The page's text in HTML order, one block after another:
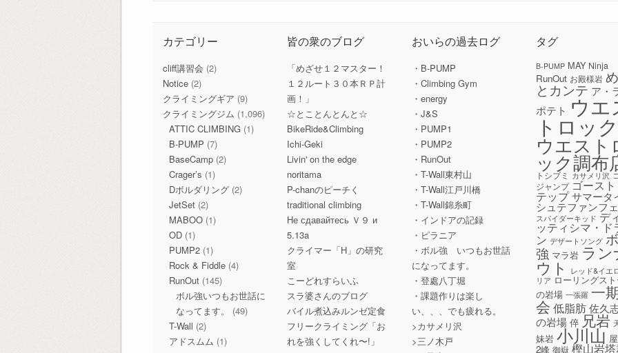
カテゴリー
cliff講習会 (2)
Notice(2)
クライミングギア (9)
クライミングジム (1,096)
ATTIC CLIMBING (1)
B-PUMP (7)
BaseCamp (2)
Crager’s (1)
Dボルダリング (2)
JetSet (2)
MABOO (1)
OD (1)
PUMP2 (1)
Rock & Fiddle (4)
RunOut (145)
ボル強いつもお世話に
なってます。
(49)
T-Wall (2)
アドスムム (1)
皆の衆のブログ
「めざせ１２マスター！
１２ルート３０本ＲＰ計
画！」
☆とことんとんと☆
BikeRide&Climbing
Ichi-Geki
Livin' on the edge
noritama
P-chanのピーチく
traditional climbing
Не сдавайтесь Ｖ９ и
5.13a
クライマー「H」の研究
室
こーどれすらいふ
スラ婆さんのブログ
バイル煮込みルンゼ定食
フリークライミング「お
れを強くしてくれ〜!」
おいらの過去ログ
・B-PUMP
・Climbing Gym
・energy
・J&S
・PUMP1
・PUMP2
・RunOut
・T-Wall東村山
・T-Wall江戸川橋
・T-Wall錦糸町
・インドアの記録
・ピラニア
・ボル強 いつもお世話
になってます。
・登處八丁堀
・課題作りは楽し
い、、、でも疲れる。
>カサメリ沢
>三ノ木戸
タグ
B-PUMP MAY Ninja
RunOut お殿様岩
とカンテ ア・
ポテト ウエ
トロッ
ウエスト
ック調布
トシブミ カサメリ沢
ジャンプ ゴース
テップサマータ
シュテファンフ
スパイダーキッド デ
ッティシマ・ド
ン デザートソング
強 マラ岩 ラン
ウト
レッド&イエ
リア ローリングス
の岩場 一張羅 一
会低脂肪 佐久
の岩場 倅 兄岩
妹岩 小川山
2峰 御嶽 樫山岩